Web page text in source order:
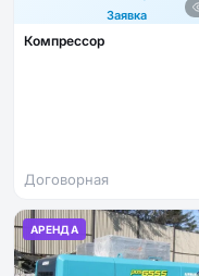
Заявка
Компрессор
Договорная
АРЕНДА